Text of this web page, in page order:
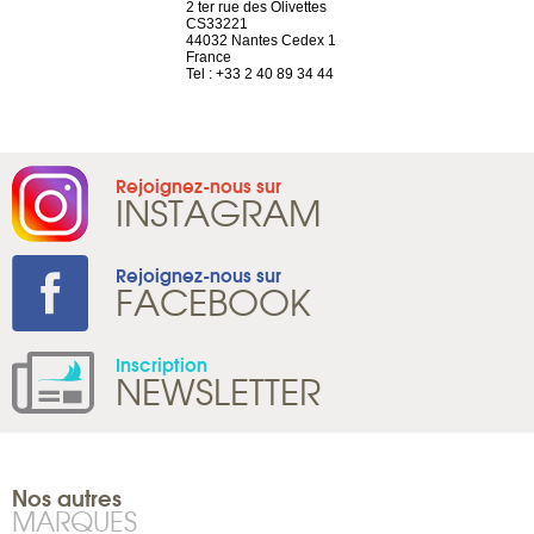
2 ter rue des Olivettes
CS33221
44032 Nantes Cedex 1
France
Tel : +33 2 40 89 34 44
Rejoignez-nous sur
INSTAGRAM
Rejoignez-nous sur
FACEBOOK
Inscription
NEWSLETTER
Nos autres
MARQUES